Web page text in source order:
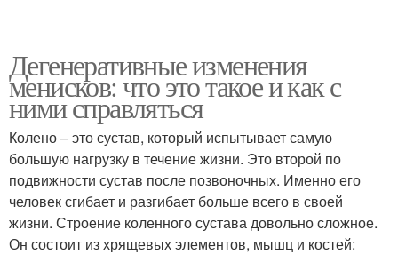
Дегенеративные изменения
менисков: что это такое и как с
ними справляться
Колено – это сустав, который испытывает самую
большую нагрузку в течение жизни. Это второй по
подвижности сустав после позвоночных. Именно его
человек сгибает и разгибает больше всего в своей
жизни. Строение коленного сустава довольно сложное.
Он состоит из хрящевых элементов, мышц и костей: